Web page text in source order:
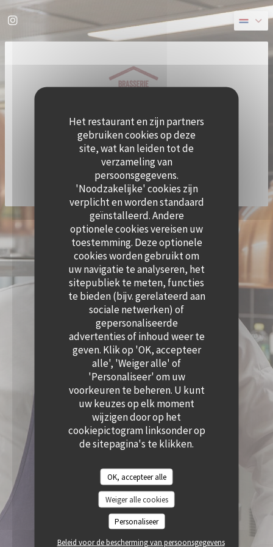
Cookies beheer paneel
Het restaurant en zijn partners
gebruiken cookies op deze
site, wat kan leiden tot de
verzameling van
persoonsgegevens.
'Noodzakelijke' cookies zijn
verplicht en worden standaard
geïnstalleerd. Andere
optionele cookies vereisen uw
toestemming. Deze optionele
cookies worden gebruikt om
uw navigatie te analyseren, het
sitepubliek te meten, functies
te bieden (bijv. gerelateerd aan
sociale netwerken) of
gepersonaliseerde
advertenties of inhoud weer te
geven. Klik op 'OK, accepteer
alle', 'Weiger alle' of
'Personaliseer' om uw
voorkeuren te beheren. U kunt
uw keuzes op elk moment
wijzigen door op het
cookiepictogram linksonder op
de sitepagina's te klikken.
OK, accepteer alle
Weiger alle cookies
Personaliseer
Beleid voor de bescherming van persoonsgegevens
Instagram ((opent in een nieuw venster))
© 2026 QUAI OUEST — RESTAURANT WEBSITE GECREËERD DOOR ZENCHEF
DISCLAIMER
((OPENT IN EEN NIEUW VENSTER))
GEBRUIKSVOORWAARDEN
((OPENT IN EEN NIEUW VENSTER))
BELEID BESCHERMING PERSOONSGEGEVENS
((OPENT IN EEN NIEUW VENSTER))
COOKIES BELEID
TOEGANKELIJKHEID
((OPENT IN EEN NIEUW VENSTER))